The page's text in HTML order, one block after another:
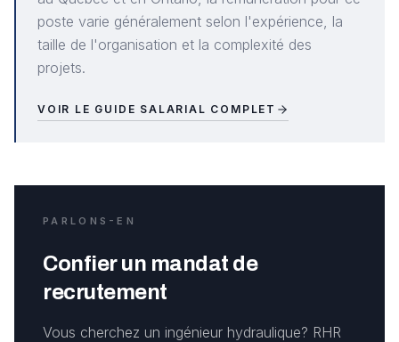
poste varie généralement selon l'expérience, la
taille de l'organisation et la complexité des
projets.
VOIR LE GUIDE SALARIAL COMPLET
PARLONS-EN
Confier un mandat de
recrutement
Vous cherchez un ingénieur hydraulique? RHR